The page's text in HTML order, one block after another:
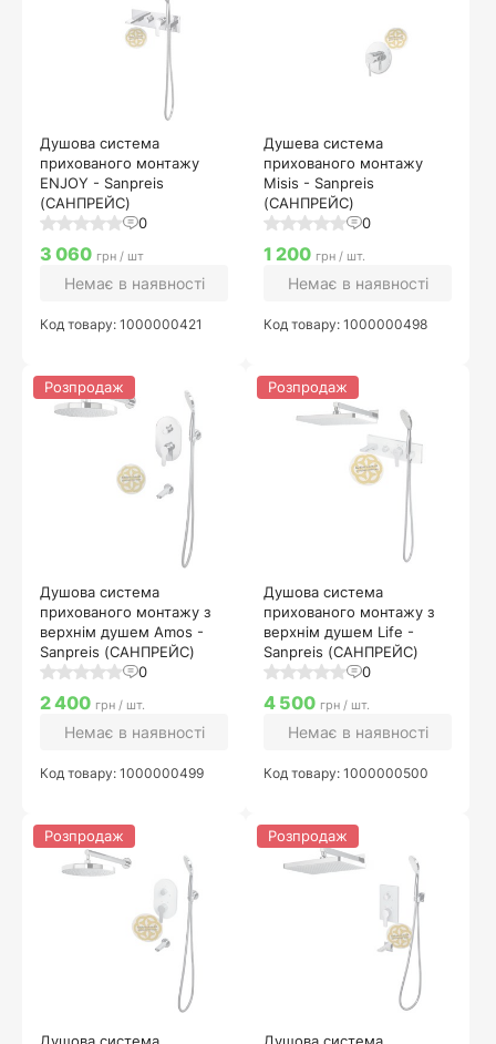
Душова система
прихованого монтажу
ENJOY - Sanpreis
(САНПРЕЙС)
0
3 060 грн / шт
Немає в наявності
Код товару: 1000000421
Душева система
прихованого монтажу
Misis - Sanpreis
(САНПРЕЙС)
0
1 200 грн / шт.
Немає в наявності
Код товару: 1000000498
Душова система
прихованого монтажу з
верхнім душем Amos -
Sanpreis (САНПРЕЙС)
0
Розпродаж
2 400 грн / шт.
Немає в наявності
Код товару: 1000000499
Душова система
прихованого монтажу з
верхнім душем Life -
Sanpreis (САНПРЕЙС)
0
Розпродаж
4 500 грн / шт.
Немає в наявності
Код товару: 1000000500
Розпродаж Розпродаж